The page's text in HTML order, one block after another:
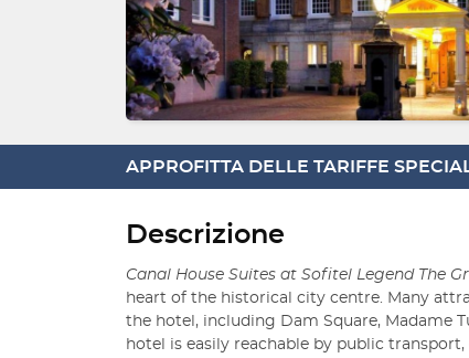
APPROFITTA DELLE TARIFFE
Descrizione
Canal House Suites at Sofitel Legend The
heart of the historical city centre. Many
the hotel, including Dam Square, Madame
hotel is easily reachable by public